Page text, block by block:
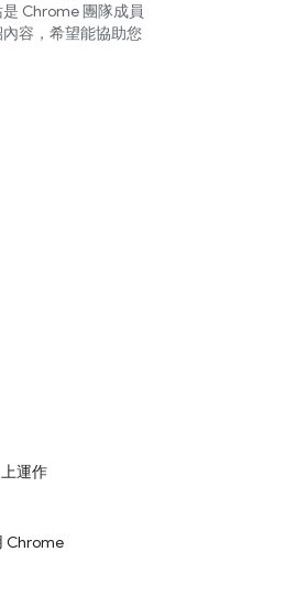
Chrome 團隊成員
容，希望能協助您
運作
Chrome